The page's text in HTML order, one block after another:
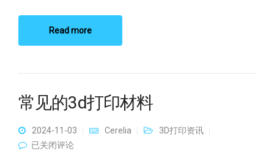
Read more
常见的3d打印材料
2024-11-03 Cerelia
3D打印资讯
常见的3d打印材料
已关闭评论